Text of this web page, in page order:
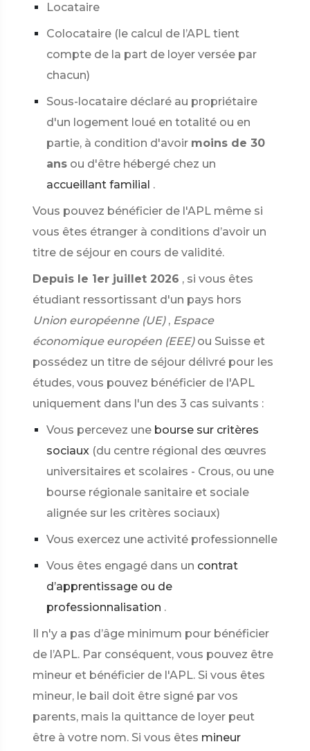
Locataire
Colocataire (le calcul de l’APL tient
compte de la part de loyer versée par
chacun)
Sous-locataire déclaré au propriétaire
d'un logement loué en totalité ou en
partie, à condition d'avoir moins de 30
ans ou d'être hébergé chez un
accueillant familial .
Vous pouvez bénéficier de l'APL même si
vous êtes étranger à conditions d’avoir un
titre de séjour en cours de validité.
Depuis le 1er juillet 2026 , si vous êtes
étudiant ressortissant d'un pays hors
Union européenne (UE) , Espace
économique européen (EEE) ou Suisse et
possédez un titre de séjour délivré pour les
études, vous pouvez bénéficier de l'APL
uniquement dans l'un des 3 cas suivants :
Vous percevez une bourse sur critères
sociaux (du centre régional des œuvres
universitaires et scolaires - Crous, ou une
bourse régionale sanitaire et sociale
alignée sur les critères sociaux)
Vous exercez une activité professionnelle
Vous êtes engagé dans un contrat
d’apprentissage ou de
professionnalisation .
Il n'y a pas d’âge minimum pour bénéficier
de l’APL. Par conséquent, vous pouvez être
mineur et bénéficier de l'APL. Si vous êtes
mineur, le bail doit être signé par vos
parents, mais la quittance de loyer peut
être à votre nom. Si vous êtes mineur